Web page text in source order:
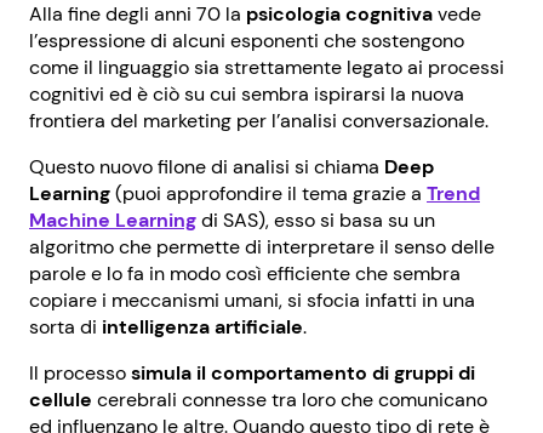
Alla fine degli anni 70 la psicologia cognitivavede
l’espressione di alcuni esponenti che sostengono
come il linguaggio sia strettamente legato ai processi
cognitivi ed è ciò su cui sembra ispirarsi la nuova
frontiera del marketing per l’analisi conversazionale.
Questo nuovo filone di analisi si chiama Deep
Learning(puoi approfondire il tema grazie a Trend
Machine Learningdi SAS), esso si basa su un
algoritmo che permette di interpretare il senso delle
parole e lo fa in modo così efficiente che sembra
copiare i meccanismi umani, si sfocia infatti in una
sorta di intelligenza artificiale.
Il processosimula il comportamento di gruppi di
cellule cerebrali connesse tra loro che comunicano
ed influenzano le altre. Quando questo tipo di rete è